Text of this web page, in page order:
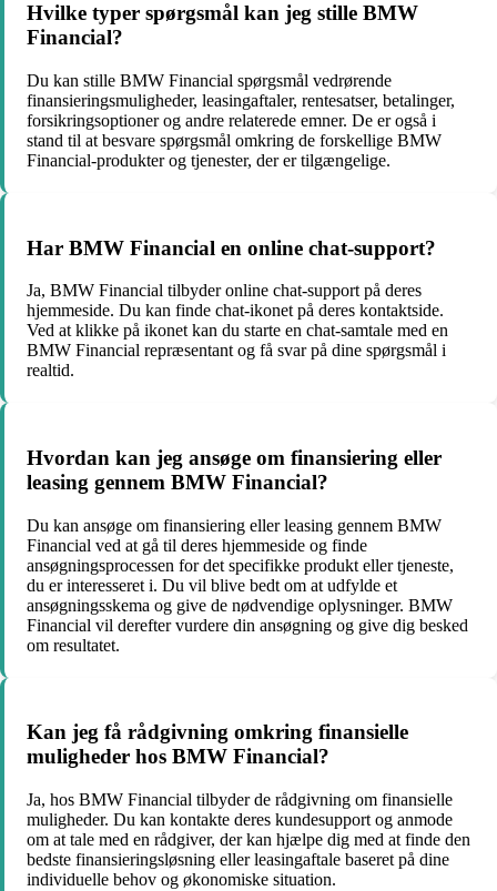
Hvilke typer spørgsmål kan jeg stille BMW
Financial?
Du kan stille BMW Financial spørgsmål vedrørende
finansieringsmuligheder, leasingaftaler, rentesatser, betalinger,
forsikringsoptioner og andre relaterede emner. De er også i
stand til at besvare spørgsmål omkring de forskellige BMW
Financial-produkter og tjenester, der er tilgængelige.
Har BMW Financial en online chat-support?
Ja, BMW Financial tilbyder online chat-support på deres
hjemmeside. Du kan finde chat-ikonet på deres kontaktside.
Ved at klikke på ikonet kan du starte en chat-samtale med en
BMW Financial repræsentant og få svar på dine spørgsmål i
realtid.
Hvordan kan jeg ansøge om finansiering eller
leasing gennem BMW Financial?
Du kan ansøge om finansiering eller leasing gennem BMW
Financial ved at gå til deres hjemmeside og finde
ansøgningsprocessen for det specifikke produkt eller tjeneste,
du er interesseret i. Du vil blive bedt om at udfylde et
ansøgningsskema og give de nødvendige oplysninger. BMW
Financial vil derefter vurdere din ansøgning og give dig besked
om resultatet.
Kan jeg få rådgivning omkring finansielle
muligheder hos BMW Financial?
Ja, hos BMW Financial tilbyder de rådgivning om finansielle
muligheder. Du kan kontakte deres kundesupport og anmode
om at tale med en rådgiver, der kan hjælpe dig med at finde den
bedste finansieringsløsning eller leasingaftale baseret på dine
individuelle behov og økonomiske situation.